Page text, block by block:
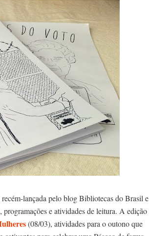
lançada pelo blog Bibliotecas do Brasil e
e atividades de leitura. A edição
(08/03), atividades para o outono que